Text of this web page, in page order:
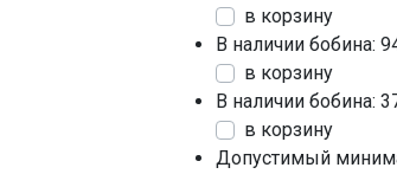
в корзину
В наличии бобина:
в корзину
В наличии бобина:
в корзину
Допустимый